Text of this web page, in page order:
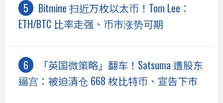
Bitmine 扫近万枚以太币！Tom Lee：
ETH/BTC 比率走强、币市涨势可期
「英国微策略」翻车！Satsuma 遭股东
逼宫：被迫清仓 668 枚比特币、宣告下市